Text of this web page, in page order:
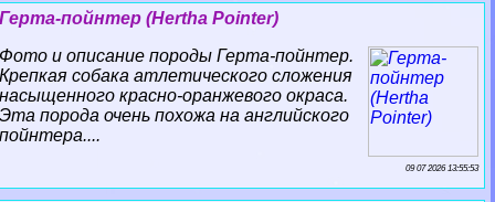
Герта-пойнтер (Hertha Pointer)
Фото и описание породы Герта-пойнтер.
Крепкая собака атлетического сложения
насыщенного красно-оранжевого окраса.
Эта порода очень похожа на английского
пойнтера....
09 07 2026 13:55:53